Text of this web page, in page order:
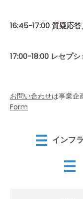
16:45-17:00 質疑応
17:00-18:00 レセプ
お問い合わせは事業企
Form
インフ